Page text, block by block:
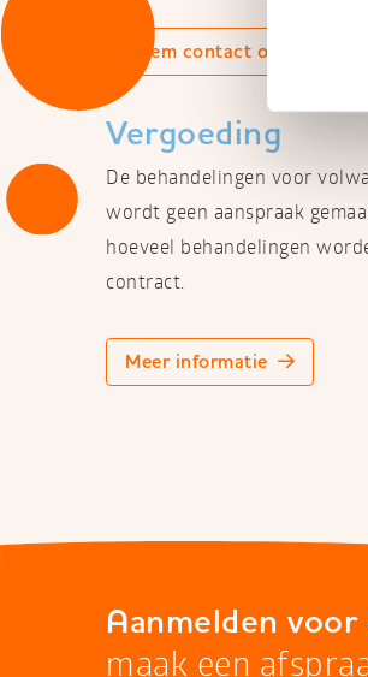
Neem contact op
Vergoeding
De behandelingen voor
wordt geen aanspraak
hoeveel behandelingen
contract.
Meer informatie
Aanmelden
maak een